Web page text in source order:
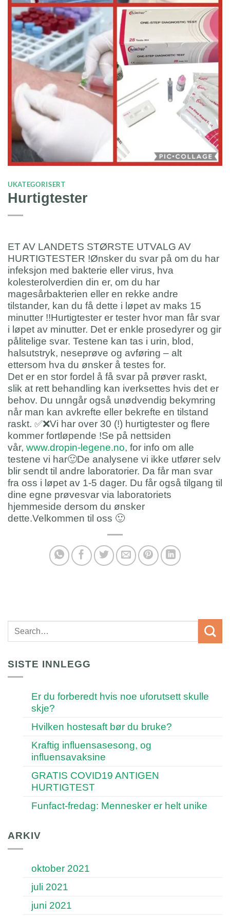
UKATEGORISERT
Hurtigtester
ET AV LANDETS STØRSTE UTVALG AV
HURTIGTESTER !Ønsker du svar på om du har
infeksjon med bakterie eller virus, hva
kolesterolverdien din er, om du har
magesårbakterien eller en rekke andre
tilstander, kan du få dette i løpet av maks 15
minutter !!Hurtigtester er tester hvor man får svar
i løpet av minutter. Det er enkle prosedyrer og gir
pålitelige svar. Testene kan tas i urin, blod,
halsutstryk, neseprøve og avføring – alt
ettersom hva du ønsker å testes for.
Det er en stor fordel å få svar på prøver raskt,
slik at rett behandling kan iverksettes hvis det er
behov. Du unngår også unødvendig bekymring
når man kan avkrefte eller bekrefte en tilstand
raskt. ✅❌Vi har over 30 (!) hurtigtester og flere
kommer fortløpende !Se på nettsiden
vår, www.dropin-legene.no, for info om alle
testene vi har🙂De analysene vi ikke utfører selv
blir sendt til andre laboratorier. Da får man svar
fra oss i løpet av 1-5 dager. Du får også tilgang til
dine egne prøvesvar via laboratoriets
hjemmeside dersom du ønsker
dette.Velkommen til oss 🙂
SISTE INNLEGG
Er du forberedt hvis noe uforutsett skulle
skje?
Hvilken hostesaft bør du bruke?
Kraftig influensasesong, og
influensavaksine
GRATIS COVID19 ANTIGEN
HURTIGTEST
Funfact-fredag: Mennesker er helt unike
ARKIV
oktober 2021
juli 2021
juni 2021